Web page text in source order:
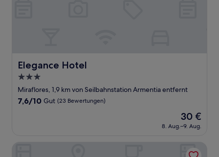
Elegance Hotel
Elegance Hotel
3.0-
Sterne-
Unterkunft
Miraflores, 1,9 km von Seilbahnstation Armentia entfernt
7.6
Bewertungen)
7,6/10 Gut (23 Bewertungen)
Der
Preis
beträgt
30 €
8. Aug.–9. Aug.